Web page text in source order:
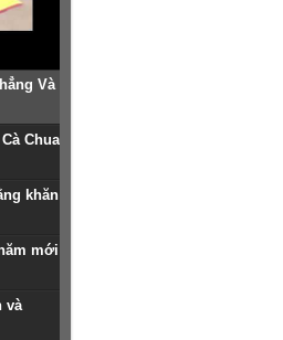
Và
Chua
khăn
mới
và